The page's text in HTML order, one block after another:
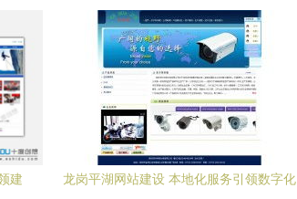
建 龙岗平湖网站建设 本地化服务引领数字化